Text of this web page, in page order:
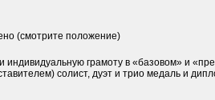
(смотрите положение)
индивидуальную грамоту в «базовом» и
солист, дуэт и трио медаль и